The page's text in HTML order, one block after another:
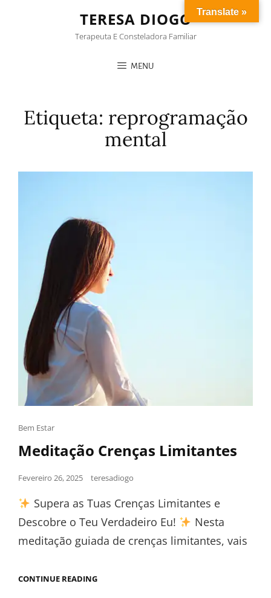
TERESA DIOGO
Terapeuta E Consteladora Familiar
MENU
Etiqueta: reprogramação
mental
Bem Estar
Meditação Crenças Limitantes
Fevereiro 26, 2025 teresadiogo
Supera as Tuas Crenças Limitantes e
Descobre o Teu Verdadeiro Eu!
Nesta
meditação guiada de crenças limitantes, vais
CONTINUE READING
Translate »